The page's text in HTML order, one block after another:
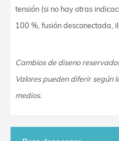
tensión (si no hay otras
100 %, fusión desconectada,
Cambios de diseno
Valores pueden diferir según
medios.